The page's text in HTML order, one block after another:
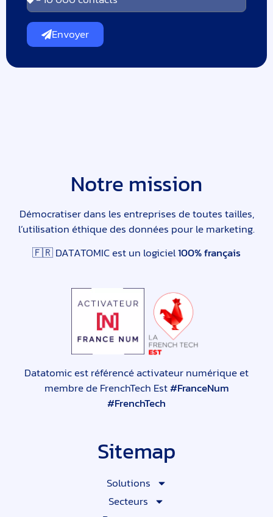
Envoyer
Notre mission
Démocratiser dans les entreprises de toutes tailles,
l’utilisation éthique des données pour le marketing.
🇫🇷 DATATOMIC est un logiciel100% français
Datatomic est référencé activateur numérique et
membre de FrenchTech Est#FranceNum
#FrenchTech
Sitemap
Solutions
Secteurs